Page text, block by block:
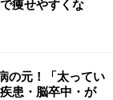
ときに必要な
「塩（えん）」
痩せやすくな
の元！「太ってい
患・脳卒中・が